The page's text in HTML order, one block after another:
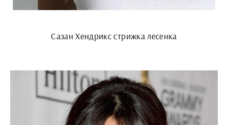
Сазан Хендрикс стрижка лесенка